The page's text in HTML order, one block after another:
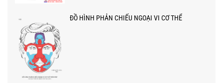
ĐỒ HÌNH PHẢN CHIẾU NGOẠI VI CƠ THỂ